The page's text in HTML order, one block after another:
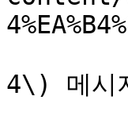
4\) 메시